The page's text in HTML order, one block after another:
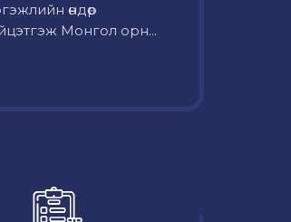
өндөр
Монгол орн...